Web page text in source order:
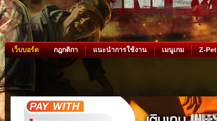
เว็บบอร์ด กฎกติกา แนะนำการใช้งาน เมนูเกม Z-Pet